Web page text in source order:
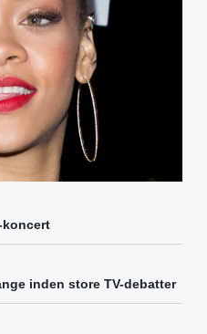
koncert
inden store TV-debatter